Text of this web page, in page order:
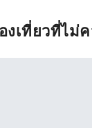
เที่ยวที่ไม่ค